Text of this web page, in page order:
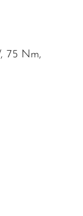
75 Nm,